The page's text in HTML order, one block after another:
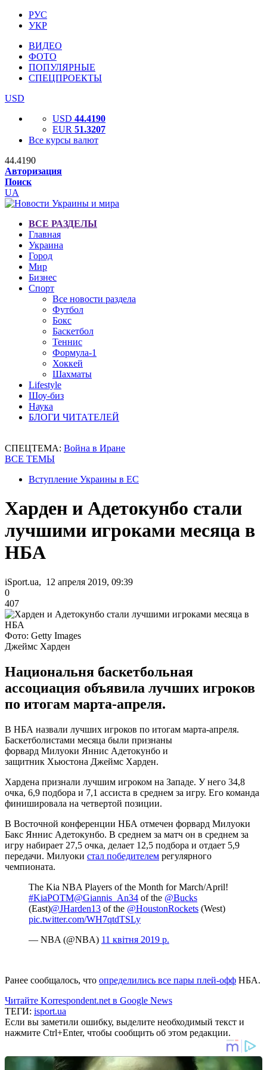
РУС
УКР
ВИДЕО
ФОТО
ПОПУЛЯРНЫЕ
СПЕЦПРОЕКТЫ
USD
USD 44.4190
EUR 51.3207
Все курсы валют
44.4190
Авторизация
Поиск
UA
ВСЕ РАЗДЕЛЫ
Главная
Украина
Город
Мир
Бизнес
Спорт
Все новости раздела
Футбол
Бокс
Баскетбол
Теннис
Формула-1
Хоккей
Шахматы
Lifestyle
Шоу-биз
Наука
БЛОГИ ЧИТАТЕЛЕЙ
СПЕЦТЕМА: Война в Иране
ВСЕ ТЕМЫ
Вступление Украины в ЕС
Харден и Адетокунбо стали
лучшими игроками месяца в
НБА
iSport.ua, 12 апреля 2019, 09:39
0
407
Фото: Getty Images
Джеймс Харден
Национальня баскетбольная
ассоциация объявила лучших игроков
по итогам марта-апреля.
В НБА назвали лучших игроков по итогам марта-апреля.
Баскетболистами месяца были признаны
форвард Милуоки Яннис Адетокунбо и
защитник Хьюстона Джеймс Харден.
Хардена признали лучшим игроком на Западе. У него 34,8
очка, 6,9 подбора и 7,1 ассиста в среднем за игру. Его команда
финишировала на четвертой позиции.
В Восточной конференции НБА отмечен форвард Милуоки
Бакс Яннис Адетокунбо. В среднем за матч он в среднем за
игру набирает 27,5 очка, делает 12,5 подбора и отдает 5,9
передачи. Милуоки стал победителем регулярного
чемпионата.
The Kia NBA Players of the Month for March/April!
#KiaPOTM@Giannis_An34 of the @Bucks
(East)@JHarden13 of the @HoustonRockets (West)
pic.twitter.com/WH7qtdTSLy
— NBA (@NBA) 11 квітня 2019 р.
Ранее сообщалось, что определились все пары плей-офф НБА.
Читайте Korrespondent.net в Google News
ТЕГИ: isport.ua
Если вы заметили ошибку, выделите необходимый текст и
нажмите Ctrl+Enter, чтобы сообщить об этом редакции.